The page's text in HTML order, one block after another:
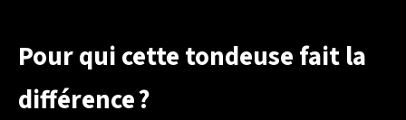
Pour qui cette tondeuse fait la
différence ?